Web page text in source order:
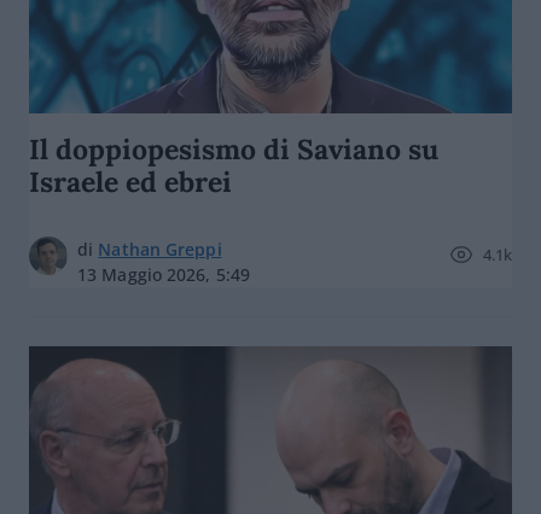
Il doppiopesismo di Saviano su
Israele ed ebrei
di Nathan Greppi
13 Maggio 2026, 5:49
4.1k